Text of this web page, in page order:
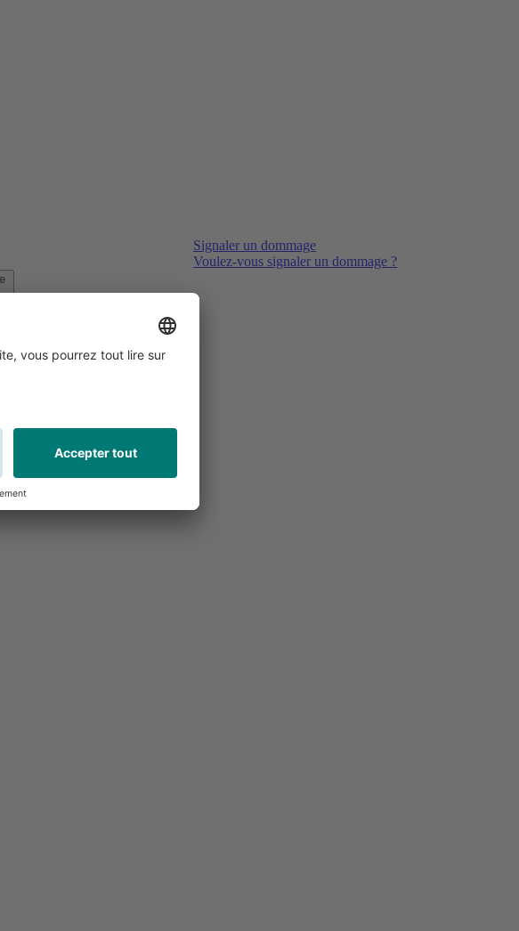
Signaler un dommage
Voulez-vous signaler un dommage ?